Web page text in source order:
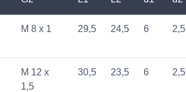
M 8 x 1 29,5 24,5 6 2,5
M 12 x
1,5
30,5 23,5 6 2,5